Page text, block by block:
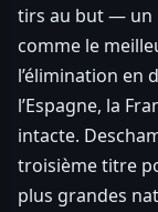
tirs au but — un
comme le
l’élimination en
l’Espagne, la
intacte.
troisième titre
plus grandes